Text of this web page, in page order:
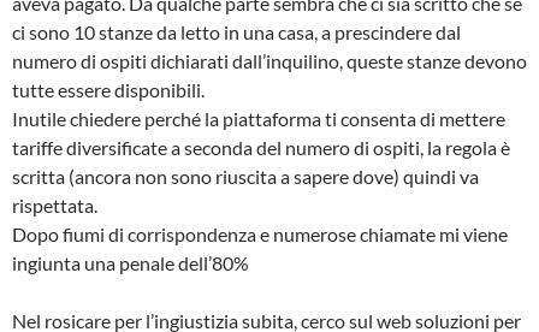
ci sono 10 stanze da letto in una casa, a prescindere dal
numero di ospiti dichiarati dall’inquilino, queste stanze devono
tutte essere disponibili.
Inutile chiedere perché la piattaforma ti consenta di mettere
tariffe diversificate a seconda del numero di ospiti, la regola è
scritta (ancora non sono riuscita a sapere dove) quindi va
rispettata.
Dopo fiumi di corrispondenza e numerose chiamate mi viene
ingiunta una penale dell’80%
Nel rosicare per l’ingiustizia subita, cerco sul web soluzioni per